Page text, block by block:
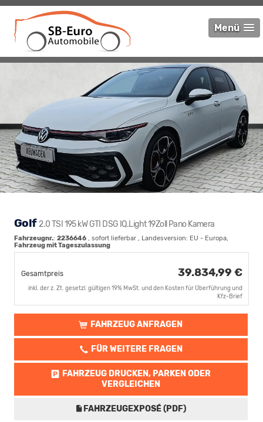
Menü
Golf2.0 TSI 195 kW GTI DSG IQ.Light 19Zoll Pano Kamera
Fahrzeugnr.: 2236646 , sofort lieferbar , Landesversion: EU - Europa,
Fahrzeug mit Tageszulassung
Gesamtpreis 39.834,99 €
inkl. der z. Zt. gesetzl. gültigen 19% MwSt. und den Kosten für Überführung und
Kfz-Brief
FAHRZEUG ANFRAGEN
FÜR WEITERE FRAGEN
FAHRZEUG DRUCKEN, PARKEN ODER
VERGLEICHEN
FAHRZEUGEXPOSÉ (PDF)